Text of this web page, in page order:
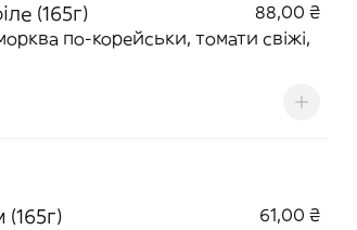
(165г)
88,00 ₴
по-корейськи, томати свіжі,
61,00 ₴